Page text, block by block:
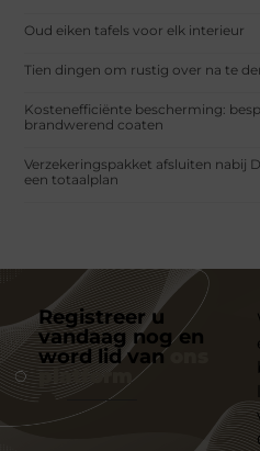
Oud eiken tafels voor elk interieur
Tien dingen om rustig over na te
Kostenefficiënte bescherming:
brandwerend coaten
Verzekeringspakket afsluiten nabij
een totaalplan
Registreer u
vandaag nog en
word lid van
platform